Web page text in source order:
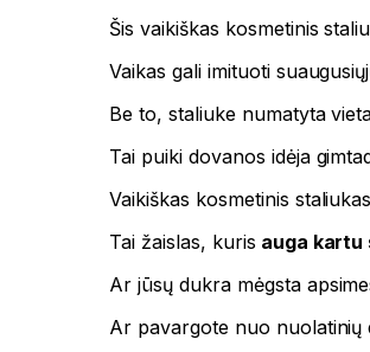
Šis vaikiškas kosmetinis
Vaikas gali imituoti
Be to, staliuke numatyta
Tai puiki dovanos idėja
Vaikiškas kosmetinis
Tai žaislas, kuris auga kartu
Ar jūsų dukra mėgsta
Ar pavargote nuo nuolatinių